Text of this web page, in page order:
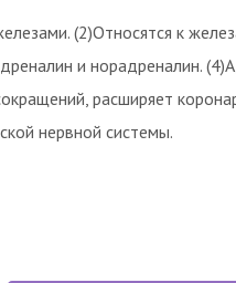
(2)Относятся к
и норадреналин.
расширяет
нервной системы.